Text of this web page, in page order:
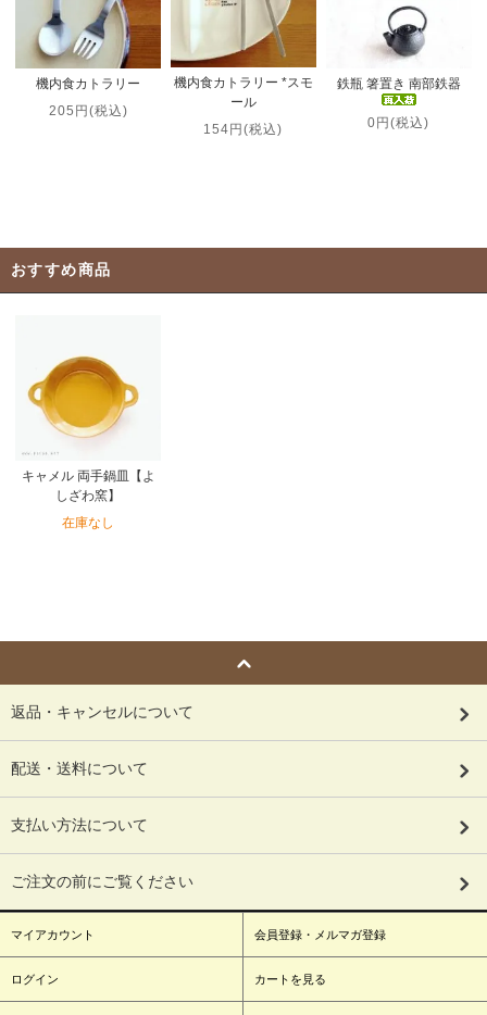
機内食カトラリー
205円(税込)
機内食カトラリー *スモ
ール
154円(税込)
鉄瓶 箸置き 南部鉄器
0円(税込)
おすすめ商品
キャメル 両手鍋皿【よ
しざわ窯】
在庫なし
返品・キャンセルについて
配送・送料について
支払い方法について
ご注文の前にご覧ください
マイアカウント 会員登録・メルマガ登録
ログイン カートを見る